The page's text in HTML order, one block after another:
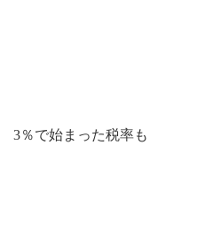
3％で始まった税率も